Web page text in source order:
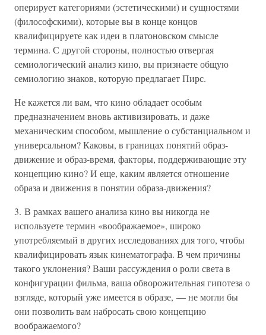
оперирует категориями (эстетическими) и сущностями
(философскими), которые вы в конце концов
квалифицируете как идеи в платоновском смысле
термина. С другой стороны, полностью отвергая
семиологический анализ кино, вы признаете общую
семиологию знаков, которую предлагает Пирс.
Не кажется ли вам, что кино обладает особым
предназначением вновь активизировать, и даже
механическим способом, мышление о субстанциальном и
универсальном? Каковы, в границах понятий образ-
движение и образ-время, факторы, поддерживающие эту
концепцию кино? И еще, каким является отношение
образа и движения в понятии образа-движения?
3. В рамках вашего анализа кино вы никогда не
используете термин «воображаемое», широко
употребляемый в других исследованиях для того, чтобы
квалифицировать язык кинематографа. В чем причины
такого уклонения? Ваши рассуждения о роли света в
конфигурации фильма, ваша обворожительная гипотеза о
взгляде, который уже имеется в образе, — не могли бы
они позволить вам набросать свою концепцию
воображаемого?